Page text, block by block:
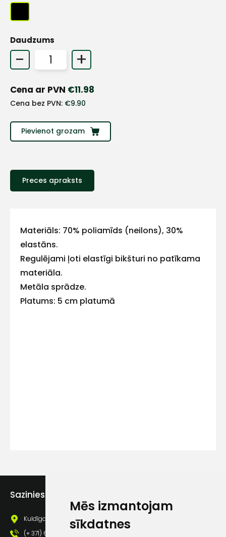
Mēs izmantojam
sīkdatnes
Daudzums
- +
Cena ar PVN €11.98
Cena bez PVN: €9.90
Pievienot grozam
Preces apraksts
Materiāls: 70% poliamīds (neilons), 30%
elastāns.
Regulējami ļoti elastīgi bikšturi no patīkama
materiāla.
Metāla sprādze.
Platums: 5 cm platumā
Sazinies ar mums
Kuldīgas iela 69a, Saldus, Saldus nov., LV - 3801
(+ 371) 63 881 186
Vārds
Piekrītu saņemt
+